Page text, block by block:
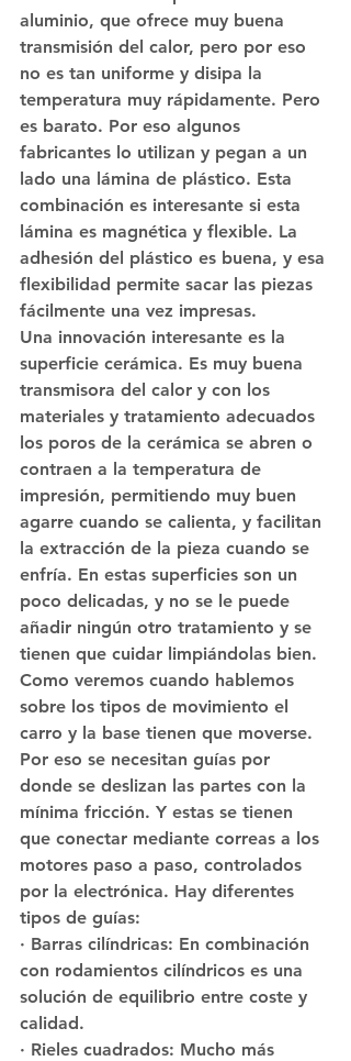
aluminio, que ofrece muy buena
transmisión del calor, pero por eso
no es tan uniforme y disipa la
temperatura muy rápidamente. Pero
es barato. Por eso algunos
fabricantes lo utilizan y pegan a un
lado una lámina de plástico. Esta
combinación es interesante si esta
lámina es magnética y flexible. La
adhesión del plástico es buena, y esa
flexibilidad permite sacar las piezas
fácilmente una vez impresas.
Una innovación interesante es la
superficie cerámica. Es muy buena
transmisora del calor y con los
materiales y tratamiento adecuados
los poros de la cerámica se abren o
contraen a la temperatura de
impresión, permitiendo muy buen
agarre cuando se calienta, y facilitan
la extracción de la pieza cuando se
enfría. En estas superficies son un
poco delicadas, y no se le puede
añadir ningún otro tratamiento y se
tienen que cuidar limpiándolas bien.
Como veremos cuando hablemos
sobre los tipos de movimiento el
carro y la base tienen que moverse.
Por eso se necesitan guías por
donde se deslizan las partes con la
mínima fricción. Y estas se tienen
que conectar mediante correas a los
motores paso a paso, controlados
por la electrónica. Hay diferentes
tipos de guías:
· Barras cilíndricas: En combinación
con rodamientos cilíndricos es una
solución de equilibrio entre coste y
calidad.
· Rieles cuadrados: Mucho más